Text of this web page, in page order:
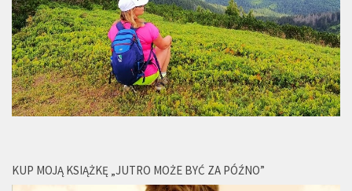
KUP MOJĄ KSIĄŻKĘ „JUTRO MOŻE BYĆ ZA PÓŹNO”